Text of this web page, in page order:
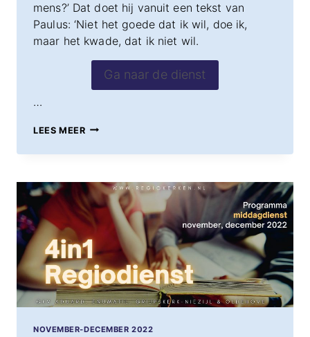
mens?’ Dat doet hij vanuit een tekst van
Paulus: ‘Niet het goede dat ik wil, doe ik,
maar het kwade, dat ik niet wil.
Ga naar de dienst
…
LEES MEERZONDAG
DECEMBER
–
ADUARD
NOVEMBER-DECEMBER 2022